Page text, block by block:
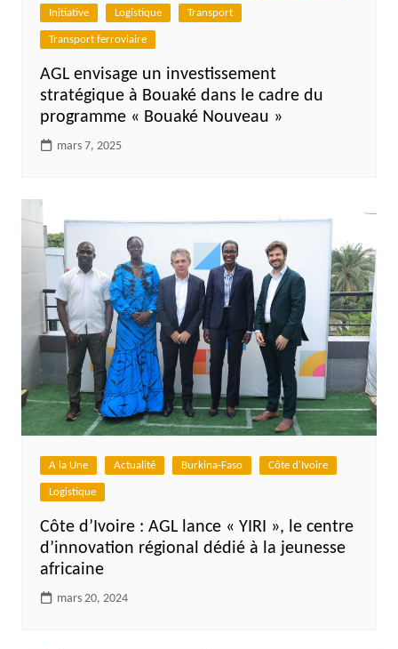
Initiative Logistique Transport
Transport ferroviaire
AGL envisage un investissement
stratégique à Bouaké dans le cadre du
programme « Bouaké Nouveau »
mars 7, 2025
A la Une Actualité Burkina-Faso Côte d'Ivoire
Logistique
Côte d’Ivoire : AGL lance « YIRI », le centre
d’innovation régional dédié à la jeunesse
africaine
mars 20, 2024